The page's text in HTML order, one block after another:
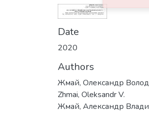
Date
2020
Authors
Жмай, Олександр
Zhmai, Oleksandr V.
Жмай, Александр